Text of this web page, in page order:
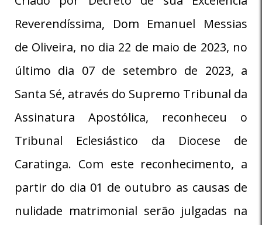
Reverendíssima, Dom Emanuel Messias
de Oliveira, no dia 22 de maio de 2023, no
último dia 07 de setembro de 2023, a
Santa Sé, através do Supremo Tribunal da
Assinatura Apostólica, reconheceu o
Tribunal Eclesiástico da Diocese de
Caratinga. Com este reconhecimento, a
partir do dia 01 de outubro as causas de
nulidade matrimonial serão julgadas na